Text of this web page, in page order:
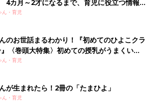
カ月～2才になるまで、育児に役立つ情報が
！
ん・育児
のお世話まるわかり！『初めてのひよこクラ
〈巻頭大特集〉初めての授乳がうまくい
ぱい・ミルクの基本と夏のトラブル 解決テ
ん・育児
が生まれたら！2冊の「たまひよ」
ん・育児